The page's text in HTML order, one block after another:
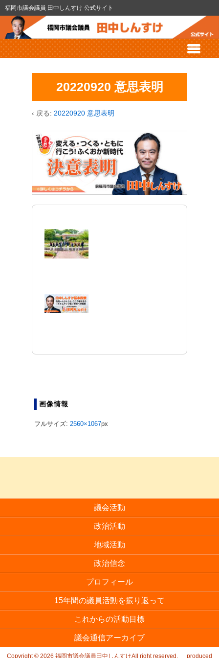
福岡市議会議員 田中しんすけ 公式サイト
20220920 意思表明
‹ 戻る: 20220920 意思表明
画像情報
フルサイズ: 2560×1067px
議会活動
政治活動
地域活動
政治信念
プロフィール
15年間の議員活動を振り返って
これからの活動目標
議会通信アーカイブ
Copyright © 2026 福岡市議会議員田中しんすけAll right reserved. produced